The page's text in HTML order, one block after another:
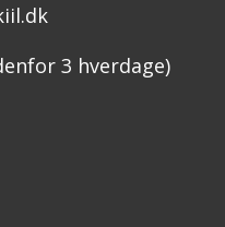
3 hverdage)